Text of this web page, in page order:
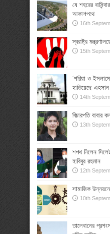
যে শহরের
আকাশপথে
16th
স্বরাষ্ট্র
15th
‘শরিয়া ও
হাতিয়েছে
14th
বিচারপতি বাবার
13th
শপথ নিলেন
হাবিবুর রহমান
12th
সামাজিক উন্নয়নে
10th
তালেবানের